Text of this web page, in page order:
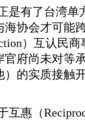
是有了台湾单
海协会才可能
）互认民
府尚未对等
的实质接触
互惠（